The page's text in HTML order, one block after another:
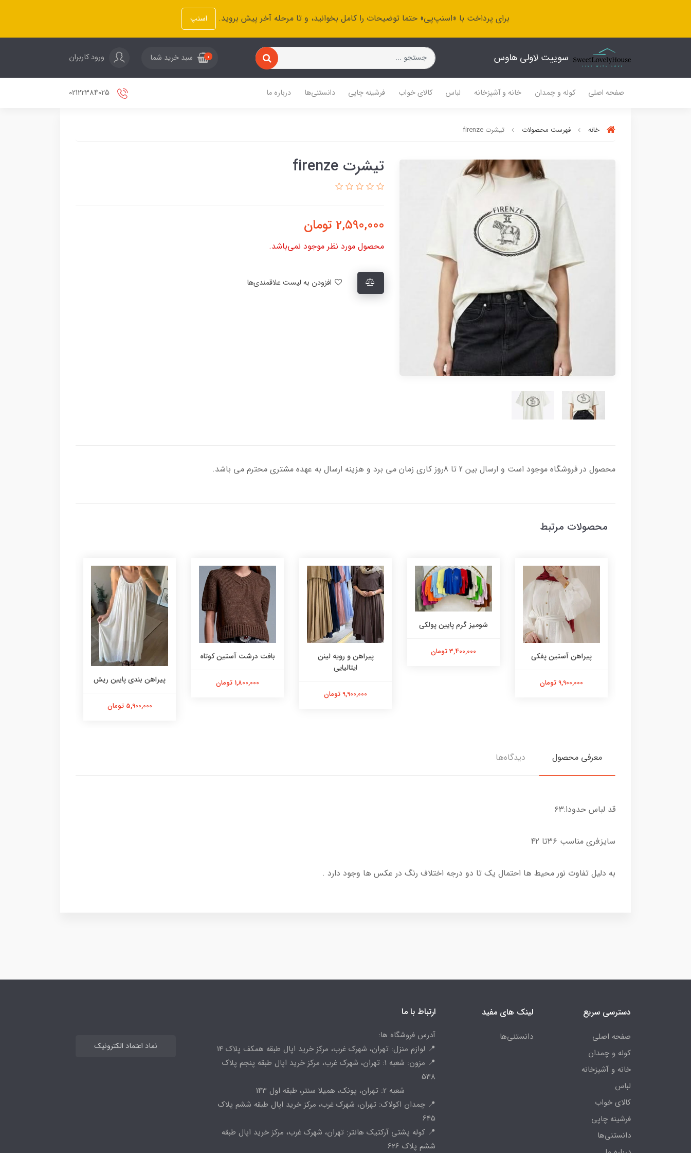
برای پرداخت با «اسنپ‌پی» حتما توضیحات را کامل بخوانید، و تا مرحله آخر پیش بروید. اسنپ
سوییت لاولی هاوس 0 سبد خرید شما ورود کاربران
صفحه اصلی کوله و چمدان خانه و آشپزخانه لباس کالای خواب فرشینه چاپی دانستنی‌ها درباره ما
خانه فهرست محصولات تیشرت firenze
تیشرت firenze
2,590,000 تومان
محصول مورد نظر موجود نمی‌باشد.
محصول در فروشگاه موجود است و ارسال بین 2 تا 8روز کاری زمان می برد و هزینه ارسال به عهده مشتری محترم می باشد.
محصولات مرتبط
پیراهن آستین پفکی
9,900,000 تومان
شومیز گرم پایین پولکی
3,400,000 تومان
پیراهن و رویه لینن
ایتالیایی
9,900,000 تومان
بافت درشت آستین کوتاه
1,800,000 تومان پیراهن بندی پایین ریش
5,900,000 تومان
معرفی محصول دیدگاه‌ها
قد لباس حدودا:۶۳
سایز:فری مناسب ۳۶تا ۴۲
به دلیل تفاوت نور محیط ها احتمال یک تا دو درجه اختلاف رنگ در عکس ها وجود دارد .
دسترسی سریع
صفحه اصلی
کوله و چمدان
خانه و آشپزخانه
لباس
کالای خواب
فرشینه چاپی
دانستنی‌ها
لینک های مفید
دانستنی‌ها
ارتباط با ما
آدرس فروشگاه ها:
📍 لوازم منزل: تهران، شهرک غرب، مرکز خرید اپال طبقه همکف پلاک 14
📍 مزون: شعبه 1: تهران، شهرک غرب، مرکز خرید اپال طبقه پنجم پلاک
538
شعبه 2: تهران، پونک، همیلا سنتر، طبقه اول 143
📍 چمدان اکولاک: تهران، شهرک غرب، مرکز خرید اپال طبقه ششم پلاک
645
📍 کوله پشتی آرکتیک هانتر: تهران، شهرک غرب، مرکز خرید اپال طبقه
ششم پلاک 626
نماد اعتماد الکترونیک